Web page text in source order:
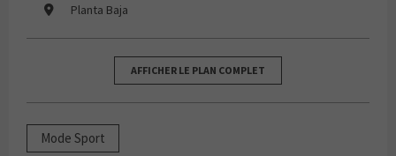
Planta Baja
AFFICHER LE PLAN COMPLET
Mode Sport